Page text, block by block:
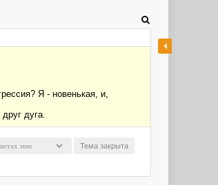
Я - новенькая, и,
дуга.
Тема закрыта